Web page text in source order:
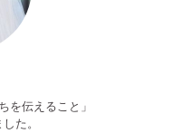
を伝えること」
た。